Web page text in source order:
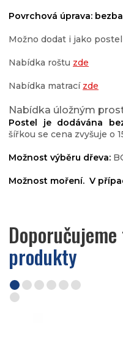
Povrchová úprava:
Možno dodat i jako
Nabídka roštu zde
Nabídka matrací zde
Nabídka úložným
Postel je dodávána
šířkou se cena zvyšuje o
Možnost výběru dřeva:
Možnost moření. V
produkty